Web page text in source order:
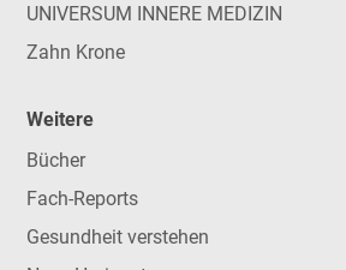
UNIVERSUM INNERE MEDIZIN
Zahn Krone
Weitere
Bücher
Fach-Reports
Gesundheit verstehen